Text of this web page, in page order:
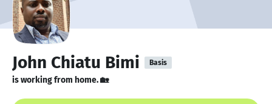
John Chiatu Bimi Basis
is working from home. 🏡